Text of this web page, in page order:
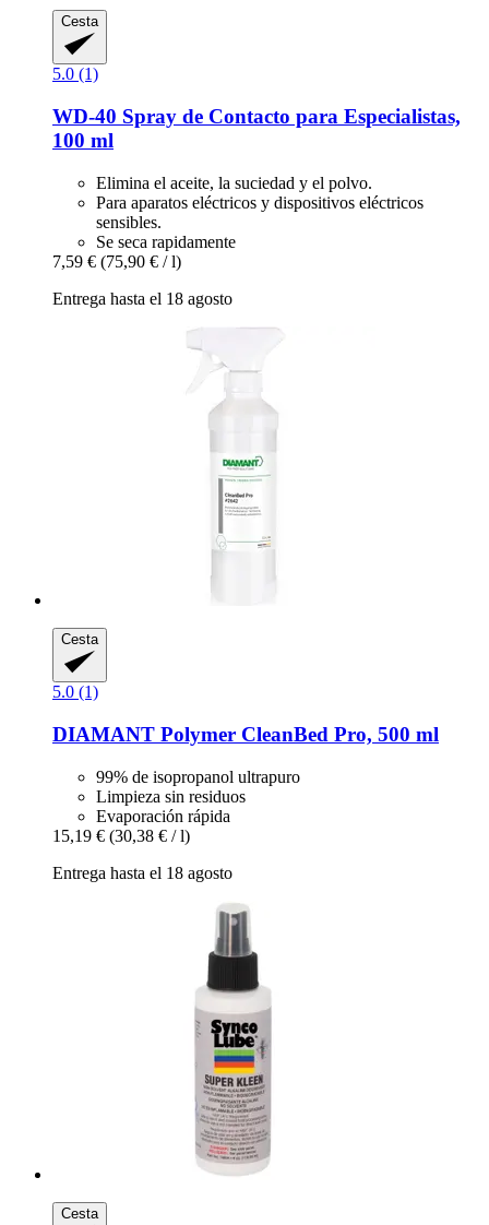
Cesta
5.0 (1)
WD-40 Spray de Contacto para Especialistas,
100 ml
Elimina el aceite, la suciedad y el polvo.
Para aparatos eléctricos y dispositivos eléctricos
sensibles.
Se seca rapidamente
7,59 € (75,90 € / l)
Entrega hasta el 18 agosto
Cesta
5.0 (1)
DIAMANT Polymer CleanBed Pro, 500 ml
99% de isopropanol ultrapuro
Limpieza sin residuos
Evaporación rápida
15,19 € (30,38 € / l)
Entrega hasta el 18 agosto
Cesta